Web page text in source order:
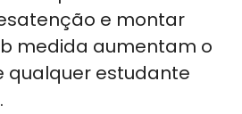
e montar
medida aumentam o
qualquer estudante